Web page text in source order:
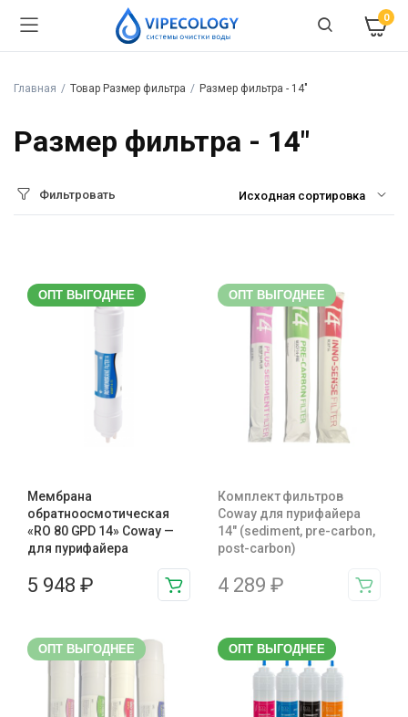
0
Главная Товар Размер фильтра Размер фильтра - 14"
Размер фильтра - 14"
Фильтровать
ОПТ ВЫГОДНЕЕ
Мембрана
обратноосмотическая
«RO 80 GPD 14» Coway —
для пурифайера
5 948 ₽
ОПТ ВЫГОДНЕЕ
Комплект фильтров
Coway для пурифайера
14" (sediment, pre-carbon,
post-carbon)
4 289 ₽
ОПТ ВЫГОДНЕЕ ОПТ ВЫГОДНЕЕ